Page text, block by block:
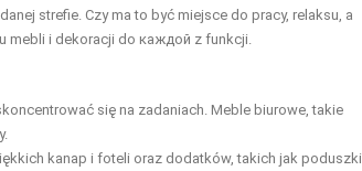
strefie. Czy ma to być miejsce do pracy, relaksu, a
mebli i dekoracji do каждой z funkcji.
się na zadaniach. Meble biurowe, takie
kanap i foteli oraz dodatków, takich jak poduszki